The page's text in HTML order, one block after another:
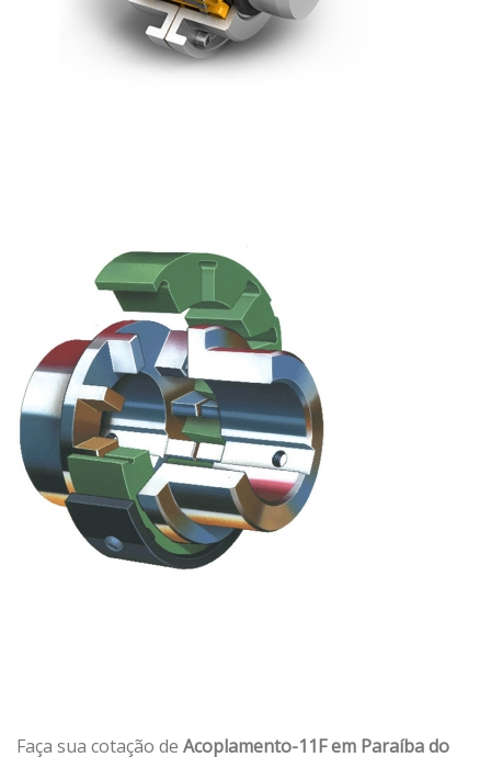
Faça sua cotação de Acoplamento-11F em Paraíba do